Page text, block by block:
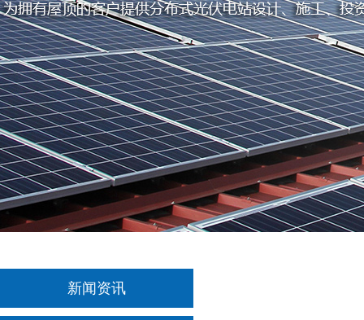
新闻资讯